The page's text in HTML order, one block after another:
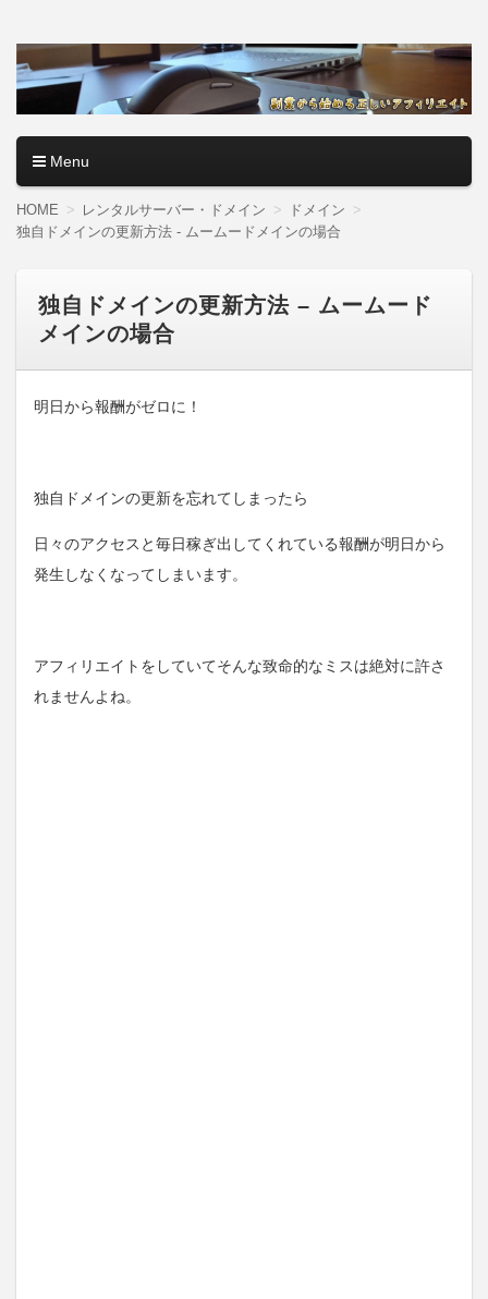
アフィリエイトロード【副
業から始める正しいアフィ
リエイト】
やり方を無料公開中。基礎講座からノウハウまでを当サイト
で記事として紹介しているので、パソコン初心者でも分かり
やすく解説しているので大丈夫＾＾
Menu
コンテンツへ移動
HOME レンタルサーバー・ドメイン
ドメイン
独自ドメインの更新方法 - ムームードメインの場合
独自ドメインの更新方法 – ムームード
メインの場合
明日から報酬がゼロに！
独自ドメインの更新を忘れてしまったら
日々のアクセスと毎日稼ぎ出してくれている報酬が明日から
発生しなくなってしまいます。
アフィリエイトをしていてそんな致命的なミスは絶対に許さ
れませんよね。